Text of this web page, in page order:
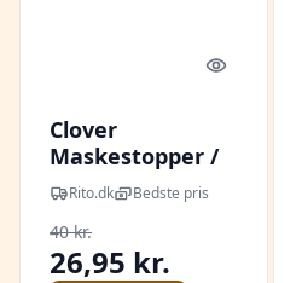
Quick look
Clover
Maskestopper /
Pindebeskytter
til pindnr. 2,00-
4,50mm - 4 stk
Rito.dk Bedste pris
40 kr.
26,95 kr.